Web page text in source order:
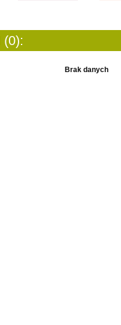
(0):
Brak danych